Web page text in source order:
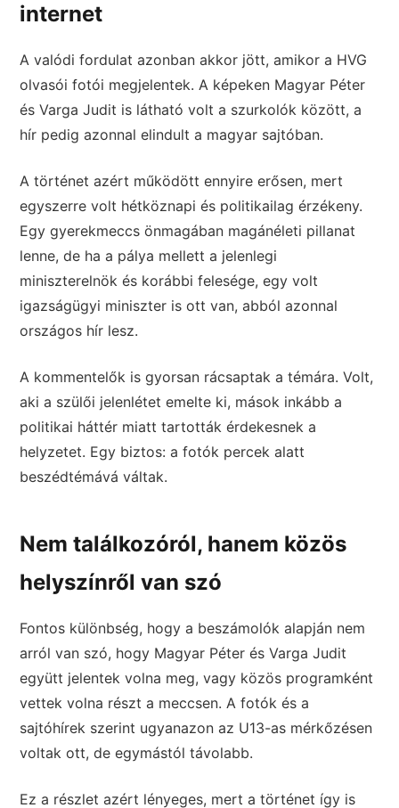
internet
A valódi fordulat azonban akkor jött, amikor a HVG
olvasói fotói megjelentek. A képeken Magyar Péter
és Varga Judit is látható volt a szurkolók között, a
hír pedig azonnal elindult a magyar sajtóban.
A történet azért működött ennyire erősen, mert
egyszerre volt hétköznapi és politikailag érzékeny.
Egy gyerekmeccs önmagában magánéleti pillanat
lenne, de ha a pálya mellett a jelenlegi
miniszterelnök és korábbi felesége, egy volt
igazságügyi miniszter is ott van, abból azonnal
országos hír lesz.
A kommentelők is gyorsan rácsaptak a témára. Volt,
aki a szülői jelenlétet emelte ki, mások inkább a
politikai háttér miatt tartották érdekesnek a
helyzetet. Egy biztos: a fotók percek alatt
beszédtémává váltak.
Nem találkozóról, hanem közös
helyszínről van szó
Fontos különbség, hogy a beszámolók alapján nem
arról van szó, hogy Magyar Péter és Varga Judit
együtt jelentek volna meg, vagy közös programként
vettek volna részt a meccsen. A fotók és a
sajtóhírek szerint ugyanazon az U13-as mérkőzésen
voltak ott, de egymástól távolabb.
Ez a részlet azért lényeges, mert a történet így is